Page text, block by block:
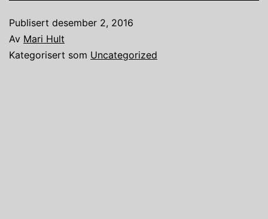
Publisert desember 2, 2016
Av Mari Hult
Kategorisert som Uncategorized